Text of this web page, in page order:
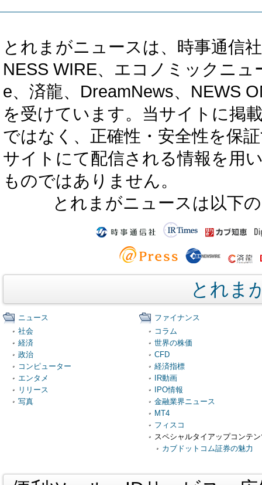
とれまがニュースは、時事通信
NESS WIRE、エコノミックニ
e、済龍、DreamNews、NEWS
を受けています。当サイトに掲
ではなく、正確性・安全性を保
サイトにて配信される情報を用
ものではありません。
とれまがニュースは以下
とれま
ニュース
社会
経済
政治
コンピューター
エンタメ
リリース
写真
ファイナンス
コラム
世界の株価
CFD
経済指標
IR動画
IPO情報
金融業界ニュース
MT4
フィスコ
スペシャルタイアップコンテ
カブドットコム証券の魅力